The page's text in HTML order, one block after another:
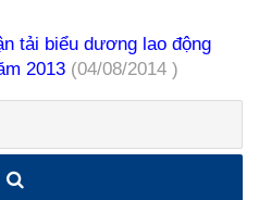
tải biểu dương lao động
2013 (04/08/2014 )